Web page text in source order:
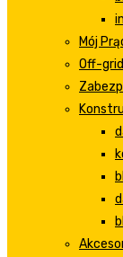
Mój
Off-